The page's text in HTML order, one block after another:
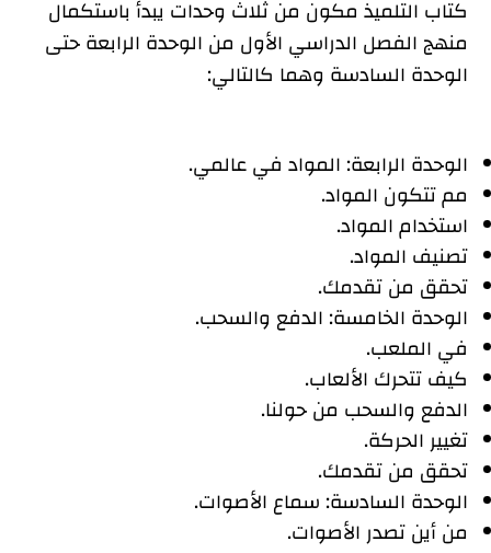
كتاب التلميذ مكون من ثلاث وحدات يبدأ باستكمال
منهج الفصل الدراسي الأول من الوحدة الرابعة حتى
الوحدة السادسة وهما كالتالي:
الوحدة الرابعة: المواد في عالمي.
مم تتكون المواد.
استخدام المواد.
تصنيف المواد.
تحقق من تقدمك.
الوحدة الخامسة: الدفع والسحب.
في الملعب.
كيف تتحرك الألعاب.
الدفع والسحب من حولنا.
تغيير الحركة.
تحقق من تقدمك.
الوحدة السادسة: سماع الأصوات.
من أين تصدر الأصوات.